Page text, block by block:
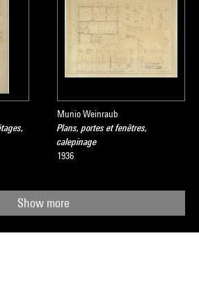
Munio Weinraub
Plans, portes et fenêtres,
calepinage
1936
Show more